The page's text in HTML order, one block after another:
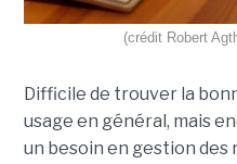
(crédit Robert
Difficile de trouver la
usage en général, mais
un besoin en gestion des